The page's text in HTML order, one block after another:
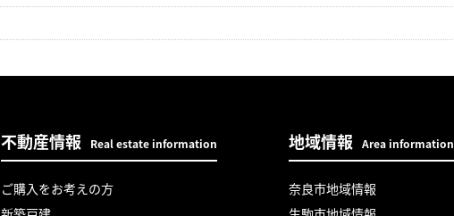
不動産情報 Real estate information
ご購入をお考えの方
地域情報 Area information
奈良市地域情報